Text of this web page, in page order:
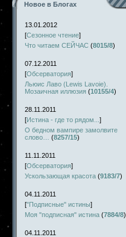
Новое в Блогах
13.01.2012
[Сезонное чтение]
Что читаем СЕЙЧАС (8015/8)
07.12.2011
[Обсерватория]
Льюис Лаво (Lewis Lavoie).
Мозаичная иллюзия (10155/4)
28.11.2011
[Истина - где то рядом... ]
О бедном вампире замолвите
слово…
(8257/15)
11.11.2011
[Обсерватория]
Ускользающая красота (9183/7)
04.11.2011
["Подписные" истины]
Моя "подписная" истина (7884/8)
04.11.2011